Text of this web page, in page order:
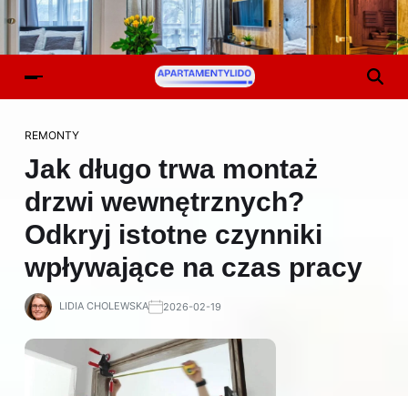
REMONTY
Jak długo trwa montaż
drzwi wewnętrznych?
Odkryj istotne czynniki
wpływające na czas pracy
LIDIA CHOLEWSKA 2026-02-19